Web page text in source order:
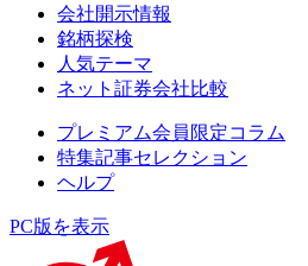
会社開示情報
銘柄探検
人気テーマ
ネット証券会社比較
プレミアム会員限定コラム
特集記事セレクション
ヘルプ
PC版を表示